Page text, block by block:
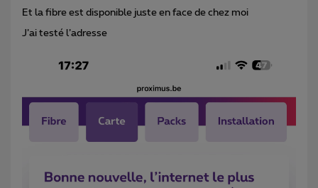
Et la fibre est disponible juste en face de chez moi
J’ai testé l’adresse